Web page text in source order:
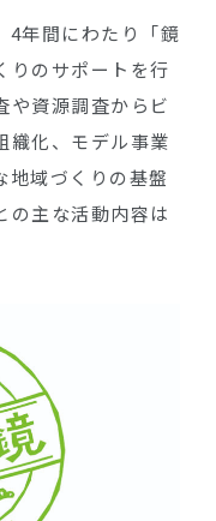
4年間にわたり「鏡
りのサポートを行
や資源調査からビ
織化、モデル事業
地域づくりの基盤
の主な活動内容は